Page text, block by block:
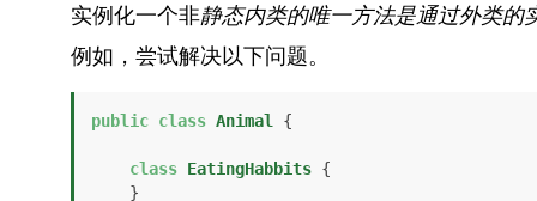
实例化一个非静态内类的唯一方法是通过外类的
例如，尝试解决以下问题。
public class Animal {
class EatingHabbits {